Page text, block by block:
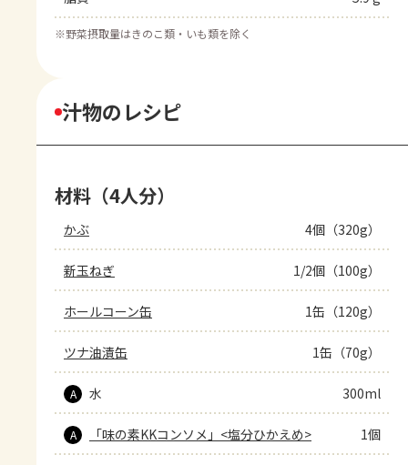
※野菜摂取量はきのこ類・いも類を除く
汁物のレシピ
材料（4人分）
かぶ 4個（320g）
新玉ねぎ 1/2個（100g）
ホールコーン缶 1缶（120g）
ツナ油漬缶 1缶（70g）
A 水 300ml
A 「味の素KKコンソメ」<塩分ひかえめ> 1個